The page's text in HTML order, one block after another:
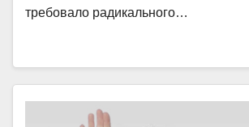
требовало радикального…